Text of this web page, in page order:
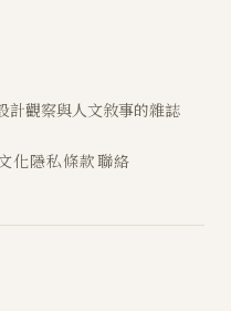
觀察與人文敘事的雜誌
化隱私條款聯絡